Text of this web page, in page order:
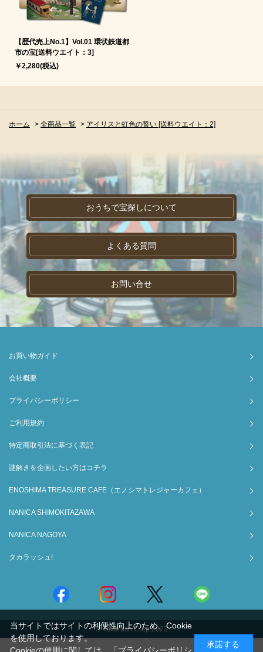
【歴代売上No.1】Vol.01 環状鉄道都
市の宝[送料ウエイト：3]
￥2,280(税込)
ホーム > 全商品一覧 > アイリスと虹色の誓い [送料ウエイト：2]
おうちで宝探しについて
よくある質問
お問い合せ
お買い物ガイド
会社概要
プライバシーポリシー
ご利用規約
特定商取引法に基づく表記
謎解きを企画したい方はコチラ
ENOSHIMA TREASURE CAFE（エノシマトレジャーカフェ）
NANICA SHIMOKITAZAWA
NANICA NAGOYA
タカラッシュ!
© Takarush Corp.2023
当サイトではサイトの利便性向上のため、Cookie
を使用しております。
承諾する